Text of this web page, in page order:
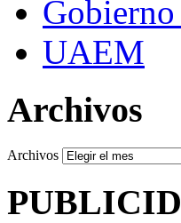
UAEM
Archivos
Archivos